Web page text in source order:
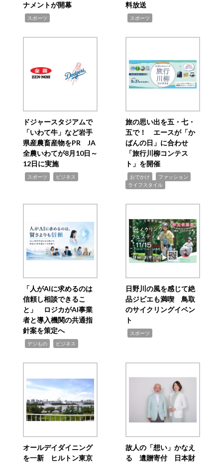
ナメントが開幕
スポーツ
料放送
スポーツ
ドジャースタジアムで
「いわて牛」など岩手
県産農畜産物をPR JA
全農いわてが8月10日～
12日に実施
スポーツ ビジネス
旅の思い出を五・七・
五で！ エースが「か
ばんの日」に合わせ
「旅行川柳コンテス
ト」を開催
おでかけ ファッション
ライフスタイル
「人がAIに求めるのは
信頼し相談できるこ
と」 ロジカがAI事業
者と導入機関の共通指
針案を策定へ
デジもの ビジネス
日野川の風を感じて絶
品ジビエも満喫 鳥取
のサイクリングイベン
ト
スポーツ
オールデイダイニング
を一新 ヒルトン東京
故人の「想い」かなえ
る 遺贈寄付 日本財